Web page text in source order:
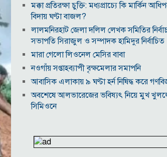
মক্কা প্রতিরক্ষা চুক্তি: মধ্যপ্রাচ্যে কি মার্কিন
বিদায় ঘণ্টা বাজল?
‎লালমনিরহাট জেলা দলিল লেখক সমিতির
সভাপতি সিরাজুল ও সম্পাদক হামিদুর নির্বাচিত
মারা গেলো লিওনেল মেসির বাবা
নওগাঁয় সপ্তাহব্যাপী বৃক্ষমেলার সমাপনি
আবাসিক এলাকায় ৯ ঘণ্টা হর্ন নিষিদ্ধ করে
অবশেষে আলভারেজের ভবিষ্যৎ নিয়ে মুখ
সিমিওনে
পরকীয়া ও অর্থ কেলেঙ্কারির অভিযোগে চাপে
প্রধান ইনফান্তিনো